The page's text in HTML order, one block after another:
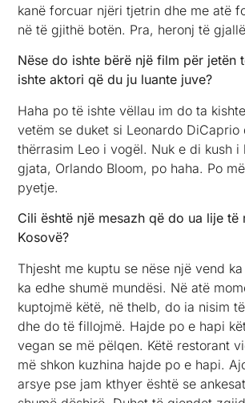
kanë forcuar njëri tjetrin dhe me atë
në të gjithë botën. Pra, heronj të
Nëse do ishte bërë një film për jetën
ishte aktori që du ju luante juve?
Haha po të ishte vëllau im do ta
vetëm se duket si Leonardo DiCaprio
thërrasim Leo i vogël. Nuk e di kush i
gjata, Orlando Bloom, po haha. Po
pyetje.
Cili është një mesazh që do ua lije të
Kosovë?
Thjesht me kuptu se nëse një vend
ka edhe shumë mundësi. Në atë
kuptojmë këtë, në thelb, do ia nisim
dhe do të fillojmë. Hajde po e hapi
vegan se më pëlqen. Këtë restorant
më shkon kuzhina hajde po e hapi.
arsye pse jam kthyer është se